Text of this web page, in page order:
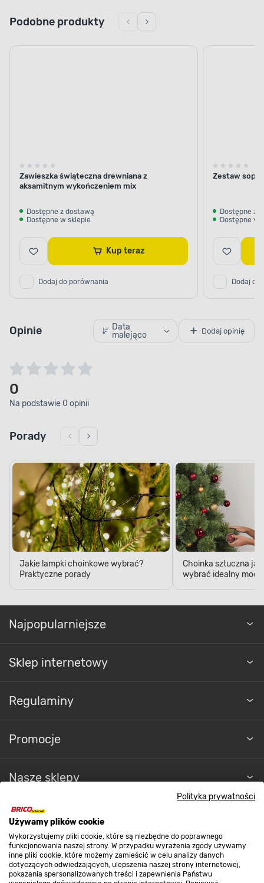
Polityka prywatności
Używamy plików cookie
Wykorzystujemy pliki cookie, które są niezbędne do poprawnego
funkcjonowania naszej strony. W przypadku wyrażenia zgody używamy
inne pliki cookie, które możemy zamieścić w celu analizy danych
dotyczących odwiedzających, ulepszenia naszej strony internetowej,
pokazania spersonalizowanych treści i zapewnienia Państwu
Podobne produkty
Zawieszka świąteczna drewniana z
aksamitnym wykończeniem mix
Dostępne z dostawą
Dostępne w sklepie
Kup teraz
Dodaj do porównania
Zestaw sopli
Dostępne z
Dostępne w
Dodaj do
Opinie
Data
malejąco
Dodaj opinię
0
Na podstawie 0 opinii
Porady
Jakie lampki choinkowe wybrać?
Praktyczne porady
Choinka sztuczna
wybrać idealny
Najpopularniejsze
Sklep internetowy
Regulaminy
Promocje
Nasze sklepy
O nas
Kontakt do sklepu